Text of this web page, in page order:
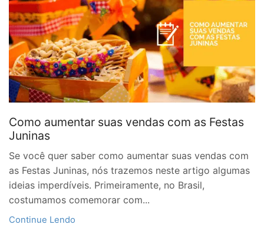
Como aumentar suas vendas com as Festas
Juninas
Se você quer saber como aumentar suas vendas com
as Festas Juninas, nós trazemos neste artigo algumas
ideias imperdíveis. Primeiramente, no Brasil,
costumamos comemorar com...
Continue Lendo